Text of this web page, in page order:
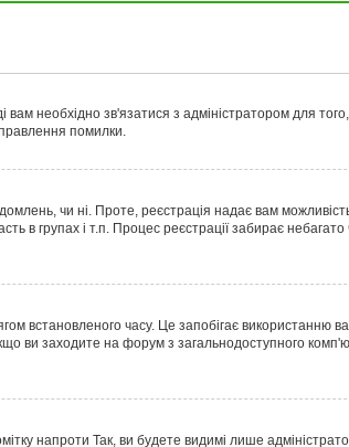
необхідно зв'язатися з адміністратором для
помилки.
чи ні. Проте, реєстрація надає вам
в групах і т.п. Процес реєстрації забирає
встановленого часу. Це запобігає використанню
ви заходите на форум з загальнодоступного
напроти Так, ви будете видимі лише